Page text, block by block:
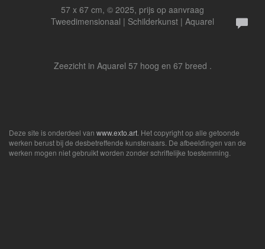
57 x 67 cm, © 2025, prijs op aanvraag
Tweedimensionaal | Schilderkunst | Aquarel
Zeezicht in Aquarel 57 hoog en 67 breed .
Deze site is onderdeel van www.exto.art. Het copyright op alle getoonde
werken berust bij de desbetreffende kunstenaars. De afbeeldingen van de
werken mogen niet gebruikt worden zonder schriftelijke toestemming.